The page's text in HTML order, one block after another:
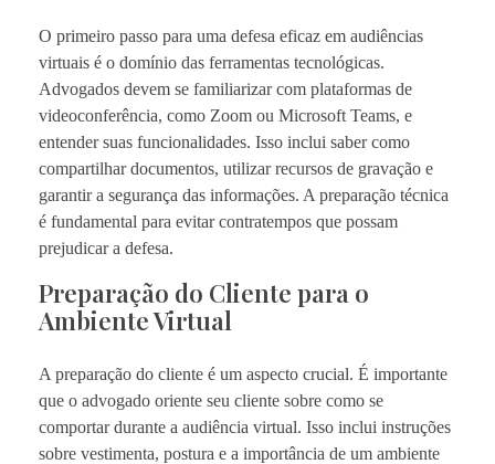
O primeiro passo para uma defesa eficaz em audiências
virtuais é o domínio das ferramentas tecnológicas.
Advogados devem se familiarizar com plataformas de
videoconferência, como Zoom ou Microsoft Teams, e
entender suas funcionalidades. Isso inclui saber como
compartilhar documentos, utilizar recursos de gravação e
garantir a segurança das informações. A preparação técnica
é fundamental para evitar contratempos que possam
prejudicar a defesa.
Preparação do Cliente para o
Ambiente Virtual
A preparação do cliente é um aspecto crucial. É importante
que o advogado oriente seu cliente sobre como se
comportar durante a audiência virtual. Isso inclui instruções
sobre vestimenta, postura e a importância de um ambiente